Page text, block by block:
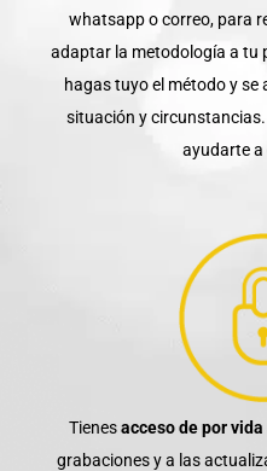
whatsapp o correo, para
adaptar la metodología a tu
hagas tuyo el método y se
situación y
ayudarte a
Tienesacceso de por vida
grabaciones y a las